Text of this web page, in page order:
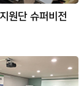
원단 슈퍼비전